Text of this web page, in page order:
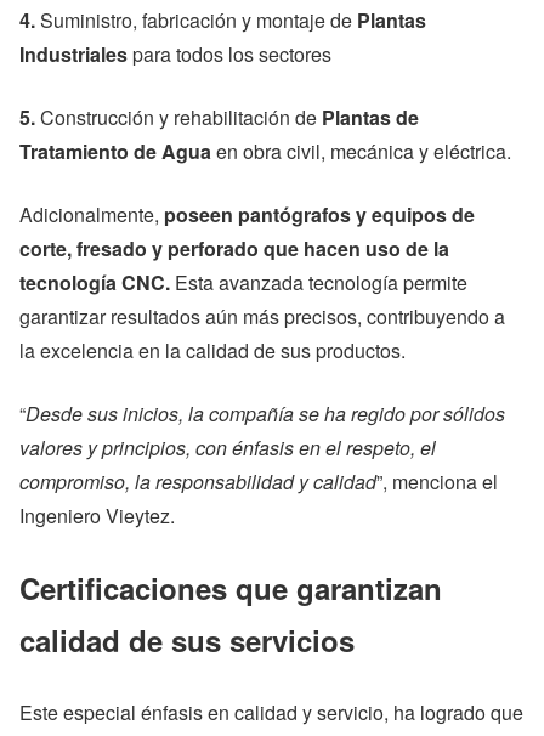
4.Suministro, fabricación y montaje de Plantas
Industrialespara todos los sectores
5.Construcción y rehabilitación de Plantas de
Tratamiento de Aguaen obra civil, mecánica y eléctrica.
Adicionalmente, poseen pantógrafos y equipos de
corte, fresado y perforado que hacen uso de la
tecnología CNC. Esta avanzada tecnología permite
garantizar resultados aún más precisos, contribuyendo a
la excelencia en la calidad de sus productos.
“Desde sus inicios, la compañía se ha regido por sólidos
valores y principios, con énfasis en el respeto, el
compromiso, la responsabilidad y calidad”, menciona el
Ingeniero Vieytez.
Certificaciones que garantizan
calidad de sus servicios
Este especial énfasis en calidad y servicio, ha logrado que